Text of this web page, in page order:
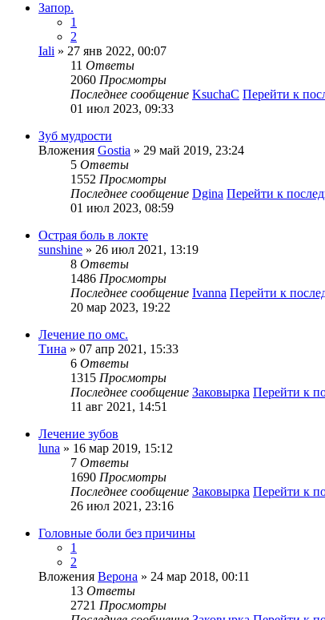
Запор.
1
2
Iali » 27 янв 2022, 00:07
11 Ответы
2060 Просмотры
Последнее сообщение KsuchaC Перейти к
01 июл 2023, 09:33
Зуб мудрости
Вложения Gostia » 29 май 2019, 23:24
5 Ответы
1552 Просмотры
Последнее сообщение Dgina Перейти к
01 июл 2023, 08:59
Острая боль в локте
sunshine » 26 июл 2021, 13:19
8 Ответы
1486 Просмотры
Последнее сообщение Ivanna Перейти к
20 мар 2023, 19:22
Лечение по омс.
Тина » 07 апр 2021, 15:33
6 Ответы
1315 Просмотры
Последнее сообщение Заковырка Перейти к
11 авг 2021, 14:51
Лечение зубов
luna » 16 мар 2019, 15:12
7 Ответы
1690 Просмотры
Последнее сообщение Заковырка Перейти к
26 июл 2021, 23:16
Головные боли без причины
1
2
Вложения Верона » 24 мар 2018, 00:11
13 Ответы
2721 Просмотры